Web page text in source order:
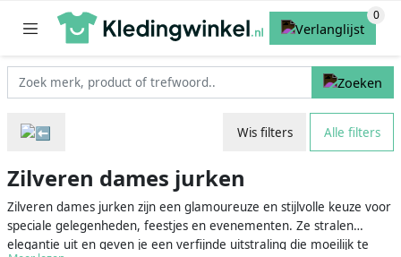
Wis filters Alle filters
Zilveren dames jurken
Zilveren dames jurken zijn een glamoureuze en stijlvolle keuze voor
speciale gelegenheden, feestjes en evenementen. Ze stralen
elegantie uit en geven je een verfijnde uitstraling die moeilijk te